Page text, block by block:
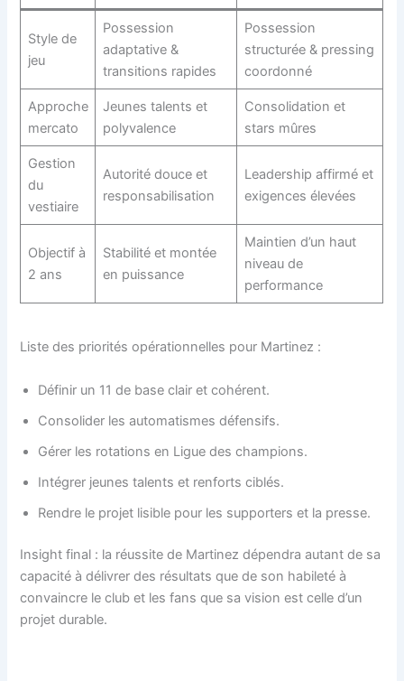
Style de
jeu
Possession
adaptative &
transitions rapides
Possession
structurée & pressing
coordonné
Approche
mercato
Jeunes talents et
polyvalence
Consolidation et
stars mûres
Gestion
du
vestiaire
Autorité douce et
responsabilisation
Leadership affirmé et
exigences élevées
Objectif à
2 ans
Stabilité et montée
en puissance
Maintien d’un haut
niveau de
performance
Liste des priorités opérationnelles pour Martinez :
Définir un 11 de base clair et cohérent.
Consolider les automatismes défensifs.
Gérer les rotations en Ligue des champions.
Intégrer jeunes talents et renforts ciblés.
Rendre le projet lisible pour les supporters et la presse.
Insight final : la réussite de Martinez dépendra autant de sa
capacité à délivrer des résultats que de son habileté à
convaincre le club et les fans que sa vision est celle d’un
projet durable.